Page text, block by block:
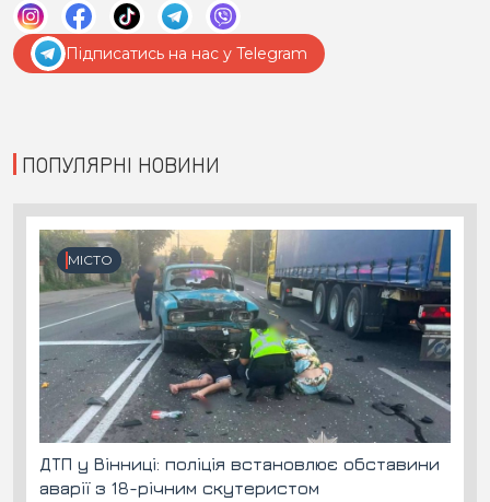
Підписатись на нас у Telegram
ПОПУЛЯРНІ НОВИНИ
МІСТО
ДТП у Вінниці: поліція встановлює обставини
аварії з 18-річним скутеристом